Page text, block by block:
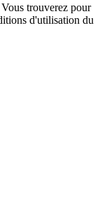
trouverez pour
d'utilisation du